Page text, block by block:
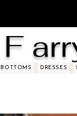
F
BOTTOMS DRESSES